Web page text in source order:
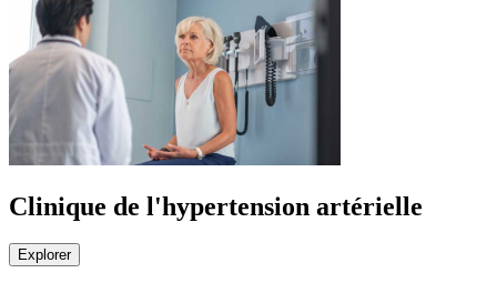
Clinique de l'hypertension artérielle
Explorer